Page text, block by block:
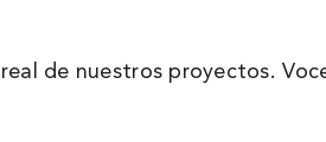
de nuestros proyectos.